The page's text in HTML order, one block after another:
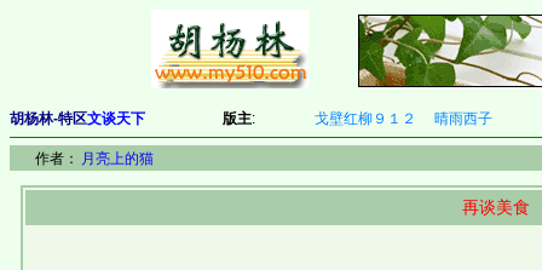
胡杨林-特区文谈天下 版主: 戈壁红柳９１２ 晴雨西子
作者： 月亮上的猫
再谈美食